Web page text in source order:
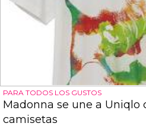
PARA TODOS LOS GUSTOS
Madonna se une a Uniqlo
camisetas